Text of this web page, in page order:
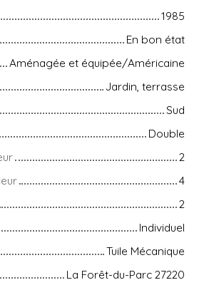
1985
En bon état
Aménagée et équipée/Américaine
Jardin, terrasse
Sud
Double
2
4
2
Individuel
Tuile Mécanique
La Forêt-du-Parc 27220